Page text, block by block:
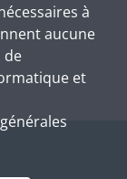
à
aucune
de
et